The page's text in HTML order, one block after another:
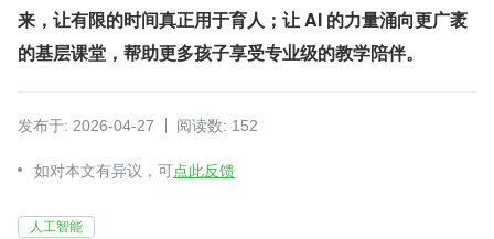
来，让有限的时间真正用于育人；让 AI 的力量涌向更广袤
的基层课堂，帮助更多孩子享受专业级的教学陪伴。
发布于: 2026-04-27 阅读数: 152
如对本文有异议，可点此反馈
人工智能